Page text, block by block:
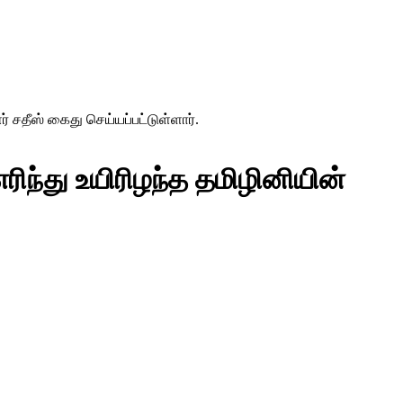
சதீஸ் கைது செய்யப்பட்டுள்ளார்.
உயிரிழந்த தமிழினியின்